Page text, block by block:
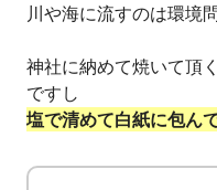
川や海に流すのは環境
神社に納めて焼いて頂
ですし
塩で清めて白紙に包ん